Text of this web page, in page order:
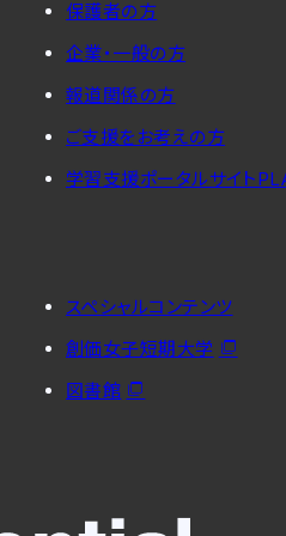
保護者の方
企業・一般の方
報道関係の方
ご支援をお考えの方
学習支援ポータルサイト
スペシャルコンテンツ
創価女子短期大学
図書館